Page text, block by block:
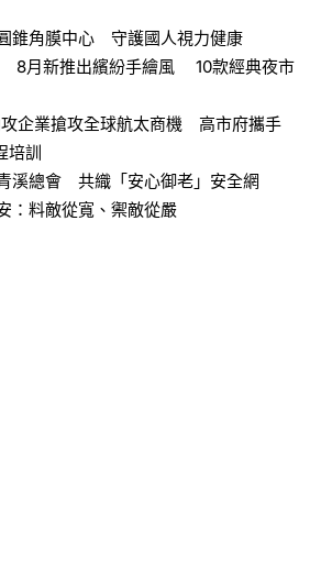
錐角膜中心 守護國人視力健康
8月新推出繽紛手繪風 10款經典夜市
企業搶攻全球航太商機 高市府攜手
培訓
溪總會 共織「安心御老」安全網
料敵從寬、禦敵從嚴